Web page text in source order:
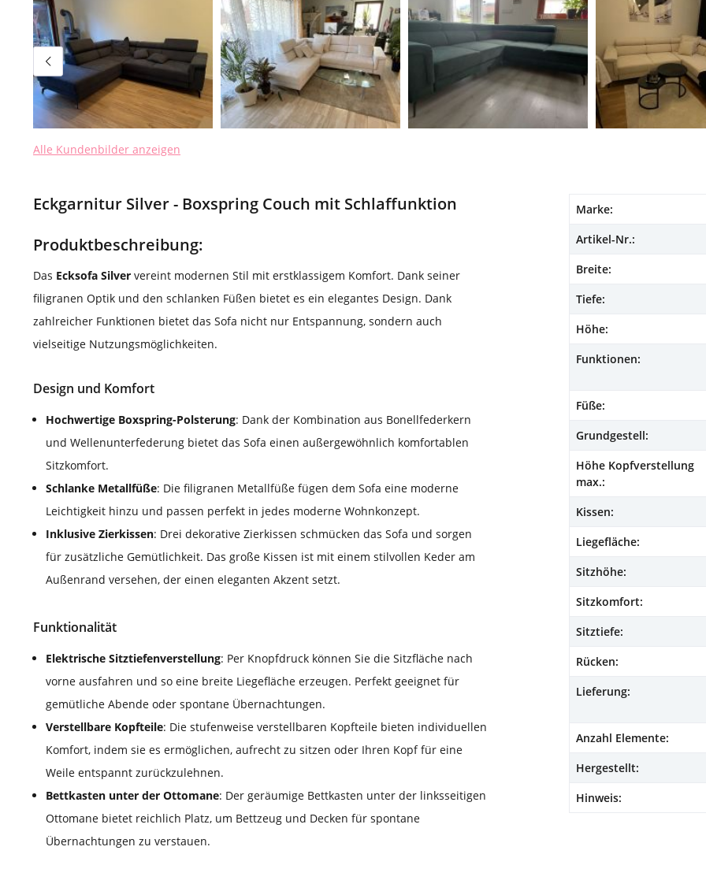
Alle Kundenbilder anzeigen
Eckgarnitur Silver - Boxspring Couch mit Schlaffunktion
Produktbeschreibung:
Das Ecksofa Silver vereint modernen Stil mit erstklassigem Komfort. Dank seiner
filigranen Optik und den schlanken Füßen bietet es ein elegantes Design. Dank
zahlreicher Funktionen bietet das Sofa nicht nur Entspannung, sondern auch
vielseitige Nutzungsmöglichkeiten.
Design und Komfort
Hochwertige Boxspring-Polsterung: Dank der Kombination aus Bonellfederkern
und Wellenunterfederung bietet das Sofa einen außergewöhnlich komfortablen
Sitzkomfort.
Schlanke Metallfüße: Die filigranen Metallfüße fügen dem Sofa eine moderne
Leichtigkeit hinzu und passen perfekt in jedes moderne Wohnkonzept.
Inklusive Zierkissen: Drei dekorative Zierkissen schmücken das Sofa und sorgen
für zusätzliche Gemütlichkeit. Das große Kissen ist mit einem stilvollen Keder am
Außenrand versehen, der einen eleganten Akzent setzt.
Funktionalität
Elektrische Sitztiefenverstellung: Per Knopfdruck können Sie die Sitzfläche nach
vorne ausfahren und so eine breite Liegefläche erzeugen. Perfekt geeignet für
gemütliche Abende oder spontane Übernachtungen.
Verstellbare Kopfteile: Die stufenweise verstellbaren Kopfteile bieten individuellen
Komfort, indem sie es ermöglichen, aufrecht zu sitzen oder Ihren Kopf für eine
Weile entspannt zurückzulehnen.
Bettkasten unter der Ottomane: Der geräumige Bettkasten unter der linksseitigen
Ottomane bietet reichlich Platz, um Bettzeug und Decken für spontane
Übernachtungen zu verstauen.
Marke:
Artikel-Nr.:
Breite:
Tiefe:
Höhe:
Funktionen:
Füße:
Grundgestell:
Höhe Kopfverstellung
max.:
Kissen:
Liegefläche:
Sitzhöhe:
Sitzkomfort:
Sitztiefe:
Rücken:
Lieferung:
Anzahl Elemente:
Hergestellt:
Hinweis: